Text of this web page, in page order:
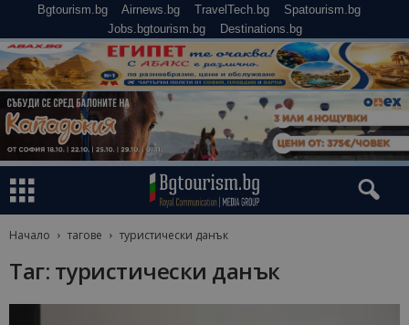
Bgtourism.bg Airnews.bg TravelTech.bg
Spatourism.bg
Jobs.bgtourism.bg
Destinations.bg
Начало тагове туристически данък
Таг: туристически данък